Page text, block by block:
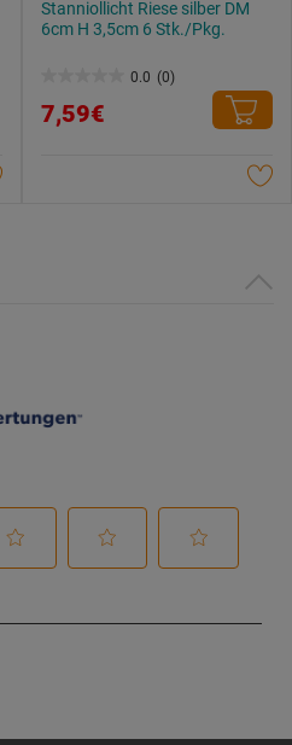
Stanniollicht Riese silber DM
6cm H 3,5cm 6 Stk./Pkg.
0.0 (0)
von
7,59€